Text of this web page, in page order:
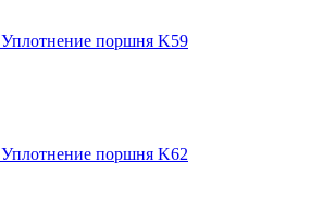
Уплотнение поршня K59
Уплотнение поршня K62